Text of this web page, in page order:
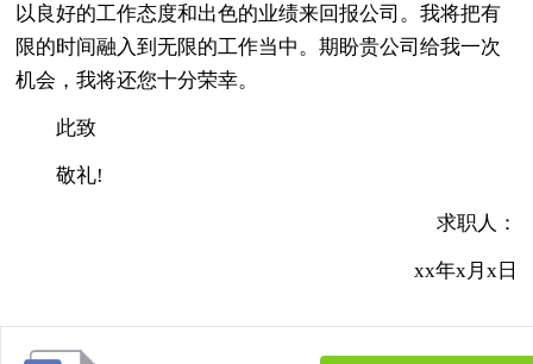
以良好的工作态度和出色的业绩来回报公司。我将把有
限的时间融入到无限的工作当中。期盼贵公司给我一次
机会，我将还您十分荣幸。
此致
敬礼!
求职人：
xx年x月x日